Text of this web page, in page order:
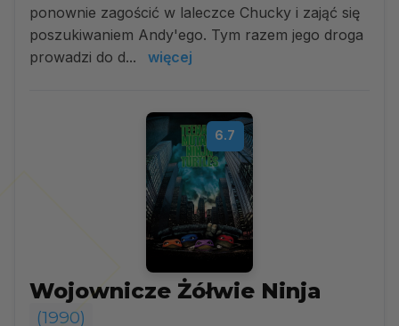
ponownie zagościć w laleczce Chucky i zająć się
poszukiwaniem Andy'ego. Tym razem jego droga
prowadzi do d...
więcej
6.7
Wojownicze Żółwie Ninja
(1990)